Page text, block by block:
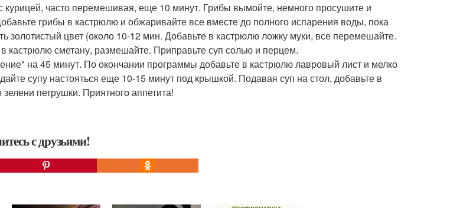
курицей, часто перемешивая, еще 10 минут. Грибы вымойте, немного просушите и
грибы в кастрюлю и обжаривайте все вместе до полного испарения воды, пока
золотистый цвет (около 10-12 мин. Добавьте в кастрюлю ложку муки, все перемешайте.
в кастрюлю сметану, размешайте. Приправьте суп солью и перцем.
на 45 минут. По окончании программы добавьте в кастрюлю лавровый лист и мелко
супу настояться еще 10-15 минут под крышкой. Подавая суп на стол, добавьте в
петрушки. Приятного аппетита!
с друзьями!